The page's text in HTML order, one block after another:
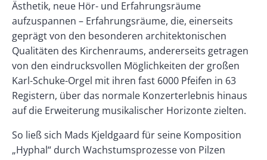
Ästhetik, neue Hör- und Erfahrungsräume
aufzuspannen – Erfahrungsräume, die, einerseits
geprägt von den besonderen architektonischen
Qualitäten des Kirchenraums, andererseits getragen
von den eindrucksvollen Möglichkeiten der großen
Karl-Schuke-Orgel mit ihren fast 6000 Pfeifen in 63
Registern, über das normale Konzerterlebnis hinaus
auf die Erweiterung musikalischer Horizonte zielten.
So ließ sich Mads Kjeldgaard für seine Komposition
„Hyphal“ durch Wachstumsprozesse von Pilzen